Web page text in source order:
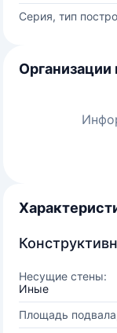
Серия, тип
Организации
Несущие стены:
Иные
Площадь